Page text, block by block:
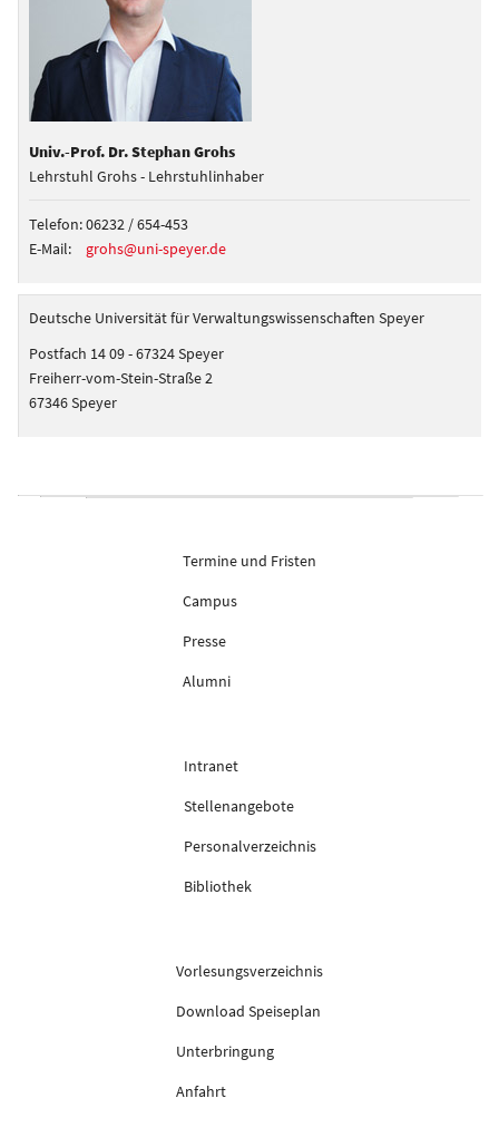
Univ.-Prof. Dr. Stephan Grohs
Lehrstuhl Grohs - Lehrstuhlinhaber
Telefon:06232 / 654-453
E-Mail:
grohs@uni-speyer.de
Deutsche Universität für Verwaltungswissenschaften Speyer
Postfach 14 09 - 67324 Speyer
Freiherr-vom-Stein-Straße 2
67346 Speyer
Termine und Fristen
Campus
Presse
Alumni
Intranet
Stellenangebote
Personalverzeichnis
Bibliothek
Vorlesungsverzeichnis
Download Speiseplan
Unterbringung
Anfahrt